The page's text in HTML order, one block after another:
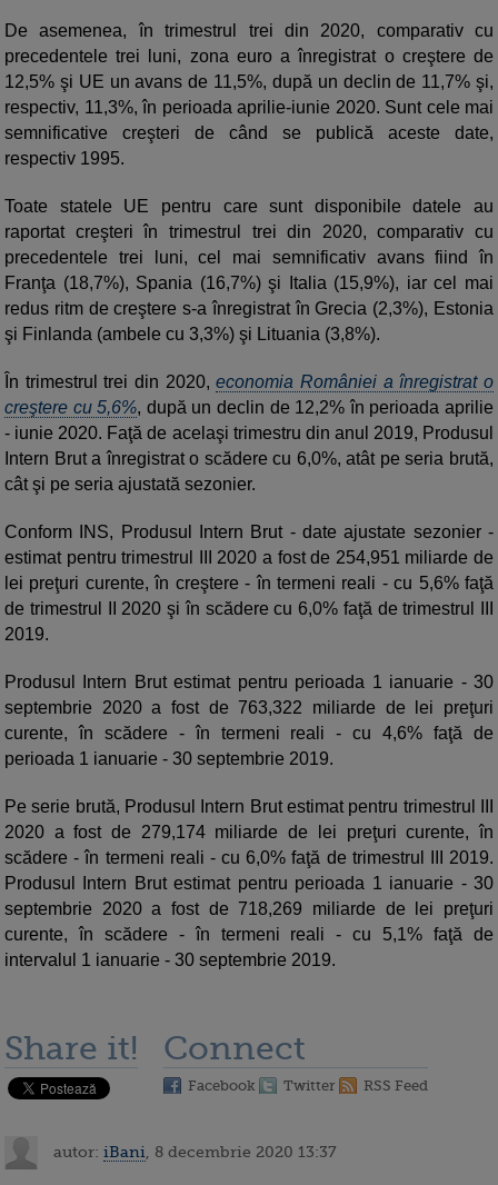
De asemenea, în trimestrul trei din 2020, comparativ cu
precedentele trei luni, zona euro a înregistrat o creştere de
12,5% şi UE un avans de 11,5%, după un declin de 11,7% şi,
respectiv, 11,3%, în perioada aprilie-iunie 2020. Sunt cele mai
semnificative creşteri de când se publică aceste date,
respectiv 1995.
Toate statele UE pentru care sunt disponibile datele au
raportat creşteri în trimestrul trei din 2020, comparativ cu
precedentele trei luni, cel mai semnificativ avans fiind în
Franţa (18,7%), Spania (16,7%) şi Italia (15,9%), iar cel mai
redus ritm de creştere s-a înregistrat în Grecia (2,3%), Estonia
şi Finlanda (ambele cu 3,3%) şi Lituania (3,8%).
În trimestrul trei din 2020,economia României a înregistrat o
creştere cu 5,6%, după un declin de 12,2% în perioada aprilie
- iunie 2020. Faţă de acelaşi trimestru din anul 2019, Produsul
Intern Brut a înregistrat o scădere cu 6,0%, atât pe seria brută,
cât şi pe seria ajustată sezonier.
Conform INS, Produsul Intern Brut - date ajustate sezonier -
estimat pentru trimestrul III 2020 a fost de 254,951 miliarde de
lei preţuri curente, în creştere - în termeni reali - cu 5,6% faţă
de trimestrul II 2020 şi în scădere cu 6,0% faţă de trimestrul III
2019.
Produsul Intern Brut estimat pentru perioada 1 ianuarie - 30
septembrie 2020 a fost de 763,322 miliarde de lei preţuri
curente, în scădere - în termeni reali - cu 4,6% faţă de
perioada 1 ianuarie - 30 septembrie 2019.
Pe serie brută, Produsul Intern Brut estimat pentru trimestrul III
2020 a fost de 279,174 miliarde de lei preţuri curente, în
scădere - în termeni reali - cu 6,0% faţă de trimestrul III 2019.
Produsul Intern Brut estimat pentru perioada 1 ianuarie - 30
septembrie 2020 a fost de 718,269 miliarde de lei preţuri
curente, în scădere - în termeni reali - cu 5,1% faţă de
intervalul 1 ianuarie - 30 septembrie 2019.
Share it! Connect
Facebook Twitter RSS Feed
autor: iBani , 8 decembrie 2020 13:37